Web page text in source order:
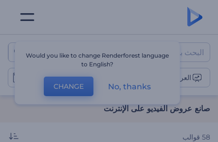
صانع عروض الفيديو على الإنترنت
العروض التقديمية
صانع عروض الفيديو على الإنترنت
58 قوالب
Would you like to change Renderforest language
to English?
CHANGE No, thanks